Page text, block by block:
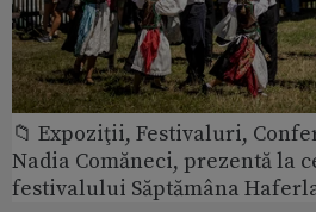
📁 Expoziţii, Festivaluri,
Nadia Comăneci, prezentă la
festivalului Săptămâna